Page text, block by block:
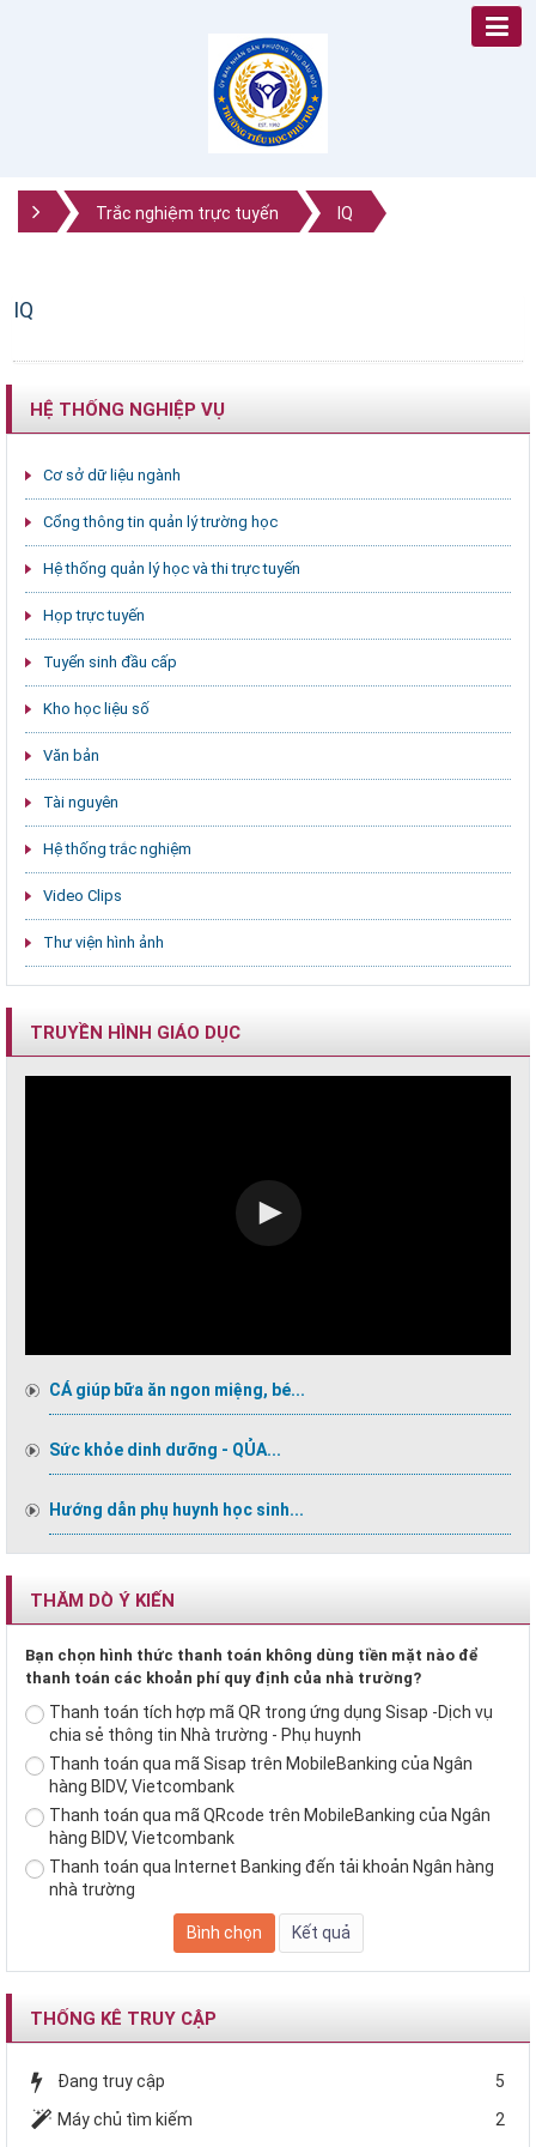
Trắc nghiệm trực tuyến IQ
IQ
HỆ THỐNG NGHIỆP VỤ
Cơ sở dữ liệu ngành
Cổng thông tin quản lý trường học
Hệ thống quản lý học và thi trực tuyến
Họp trực tuyến
Tuyển sinh đầu cấp
Kho học liệu số
Văn bản
Tài nguyên
Hệ thống trắc nghiệm
Video Clips
Thư viện hình ảnh
TRUYỀN HÌNH GIÁO DỤC
CÁ giúp bữa ăn ngon miệng, bé...
Sức khỏe dinh dưỡng - QỦA...
Hướng dẫn phụ huynh học sinh...
THĂM DÒ Ý KIẾN
Bạn chọn hình thức thanh toán không dùng tiền mặt nào để
thanh toán các khoản phí quy định của nhà trường?
Thanh toán tích hợp mã QR trong ứng dụng Sisap -Dịch vụ
chia sẻ thông tin Nhà trường - Phụ huynh
Thanh toán qua mã Sisap trên MobileBanking của Ngân
hàng BIDV, Vietcombank
Thanh toán qua mã QRcode trên MobileBanking của Ngân
hàng BIDV, Vietcombank
Thanh toán qua Internet Banking đến tải khoản Ngân hàng
nhà trường
THỐNG KÊ TRUY CẬP
Đang truy cập
5
Máy chủ tìm kiếm
2